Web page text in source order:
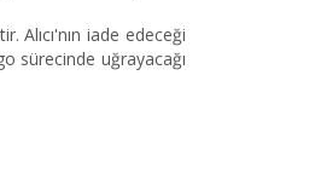
Alıcı'nın iade edeceği
sürecinde uğrayacağı